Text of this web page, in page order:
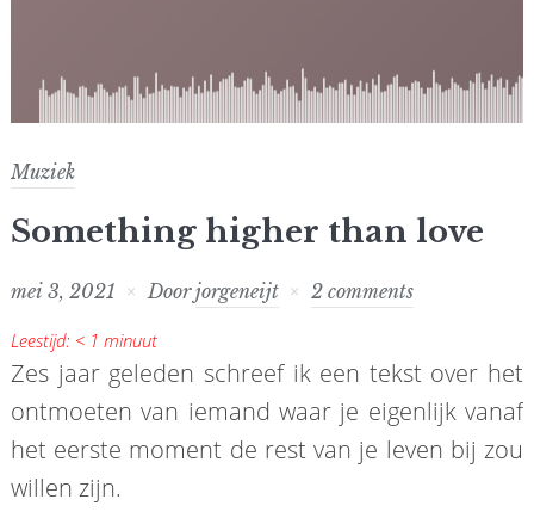
Muziek
Something higher than love
mei 3, 2021 Doorjorgeneijt 2 comments
Leestijd: < 1 minuut
Zes jaar geleden schreef ik een tekst over het
ontmoeten van iemand waar je eigenlijk vanaf
het eerste moment de rest van je leven bij zou
willen zijn.